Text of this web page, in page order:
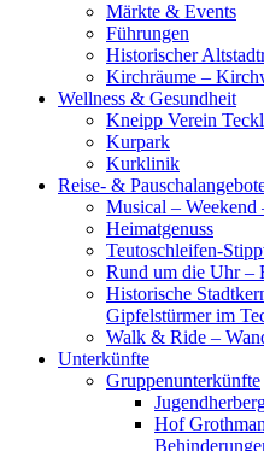
Märkte & Events
Führungen
Historischer
Kirchräume –
Wellness & Gesundheit
Kneipp Verein
Kurpark
Kurklinik
Reise- &
Musical – Weekend
Heimatgenuss
Teutoschleifen-
Rund um die Uhr –
Historische
Gipfelstürmer im
Walk & Ride –
Unterkünfte
Gruppenunterkünfte
Hof